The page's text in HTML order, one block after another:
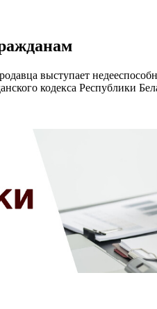
выступает
кодекса Республики